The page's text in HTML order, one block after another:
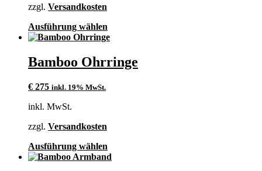
zzgl. Versandkosten
Ausführung wählen
Produkt
mehrere
Varianten
gewählt
werden
Bamboo Ohrringe
€ 275 inkl. 19% MwSt.
inkl. MwSt.
zzgl. Versandkosten
Ausführung wählen
Produkt